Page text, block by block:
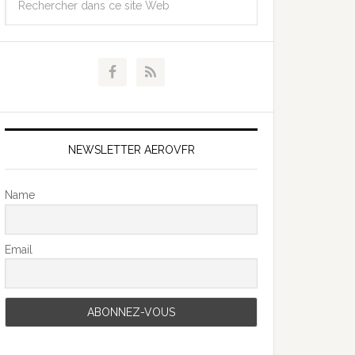
NEWSLETTER AEROVFR
Name
Email